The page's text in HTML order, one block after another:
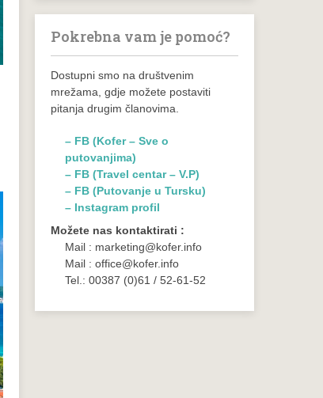
Pokrebna vam je pomoć?
Dostupni smo na društvenim
mrežama, gdje možete postaviti
pitanja drugim članovima.
– FB (Kofer – Sve o
putovanjima)
– FB (Travel centar – V.P)
– FB (Putovanje u Tursku)
– Instagram profil
Možete nas kontaktirati :
Mail : marketing@kofer.info
Mail : office@kofer.info
Tel.: 00387 (0)61 / 52-61-52